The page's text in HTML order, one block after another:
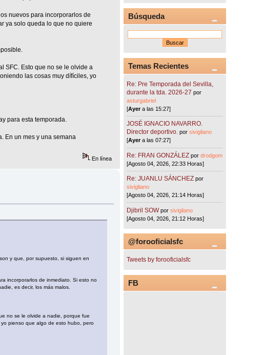
nuevos para incorporarlos de
ya solo queda lo que no quiere
SFC. Esto que no se le olvide a
las cosas muy dífíciles, yo
para esta temporada.
En un mes y una semana
En línea
y que, por supuesto, si siguen en
incorporarlos de inmediato. Si esto no
es decir, los más malos.
no se le olvide a nadie, porque fue
pienso que algo de esto hubo, pero
Búsqueda
Temas Recientes
Re: Pre Temporada del Sevilla,
durante la tda. 2026-27 por
asturgabriel
[Ayera las 15:27]
JOSÉ IGNACIO NAVARRO.
Director deportivo. porsivigliano
[Ayera las 07:27]
Re: FRAN GONZÁLEZ pordrodgom
[Agosto 04, 2026, 22:33 Horas]
Re: JUANLU SÁNCHEZ por
sivigliano
[Agosto 04, 2026, 21:14 Horas]
Djibril SOW porsivigliano
[Agosto 04, 2026, 21:12 Horas]
@forooficialsfc
Tweets by forooficialsfc
FB